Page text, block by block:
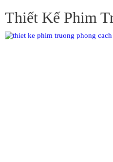
Thiết Kế Phim